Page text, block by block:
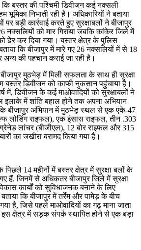
कि बस्तर की पश्चिमी डिवीजन कई नक्सली
निभाती रही है। अधिकारियों ने बताया
पर बड़ी कार्रवाई करते हुए सुरक्षाबलों ने बीजापुर
को मार गिराया जबकि कांकेर जिले में
ढेर कर दिया गया। बस्तर क्षेत्र के पुलिस
कि बीजापुर में मारे गए 26 नक्सलियों में से 18
की पहचान कराई जा रही है।
मुठभेड़ में मिली सफलता के साथ ही सुरक्षा
बस्तर डिवीजन को काफी नुकसान पहुंचाया है।
में, डिवीजन के कई माओवादियों को सुरक्षाबलों ने
इलाके में शांति बहाल होने तक अपना अभियान
कि बीजापुर अभियान में मुठभेड़ स्थल से एक एके-47
लोडिंग राइफल), एक इंसास राइफल, तीन .303
लांचर (बीजीएल), 12 बोर राइफल और 315
का जखीरा बरामद किया गया है।
पिछले 14 महीनों में बस्तर क्षेत्र में सुरक्षा बलों के
हैं, जिनमें से अधिकतर बीजापुर जिले में सुरक्षा
कार्यों को सुविधाजनक बनाने के लिए
कि बीजापुर में तर्रेम और पामेड़ के बीच
है, जिसे पहले माओवादियों का गढ़ माना जाता
इस क्षेत्र में सड़क संपर्क स्थापित होने से एक बड़ा